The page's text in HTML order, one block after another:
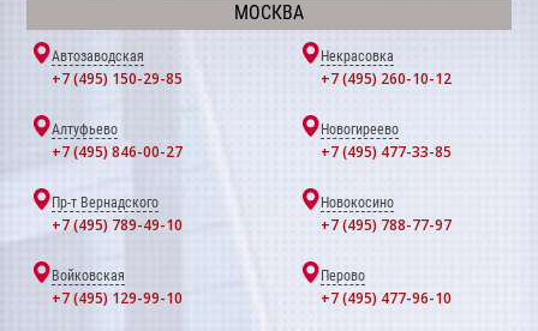
МОСКВА
Автозаводская
+7 (495) 150-29-85
Некрасовка
+7 (495) 260-10-12
Алтуфьево
+7 (495) 846-00-27
Новогиреево
+7 (495) 477-33-85
Пр-т Вернадского
+7 (495) 789-49-10
Новокосино
+7 (495) 788-77-97
Войковская
+7 (495) 129-99-10
Перово
+7 (495) 477-96-10